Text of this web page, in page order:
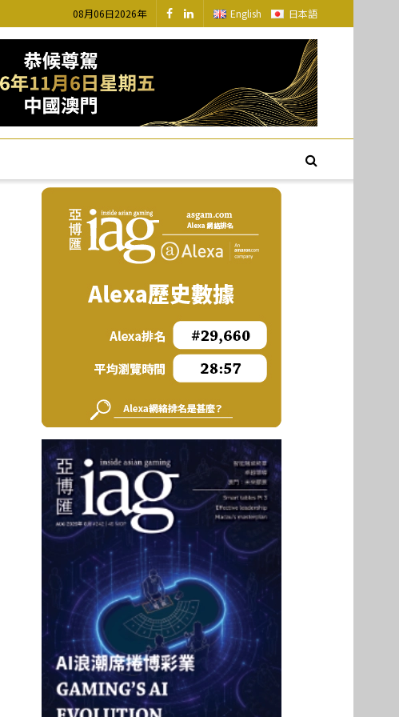
08月06日2026年 English 日本語